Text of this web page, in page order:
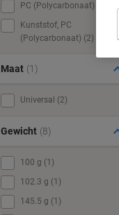
PC (Polycarbonaat) (4)
Kunststof, PC
(Polycarbonaat) (2)
Maat (1)
Universal (2)
Gewicht (8)
100 g (1)
102.3 g (1)
145.5 g (1)